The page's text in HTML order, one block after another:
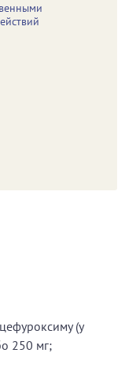
цефуроксиму (у
250 мг;